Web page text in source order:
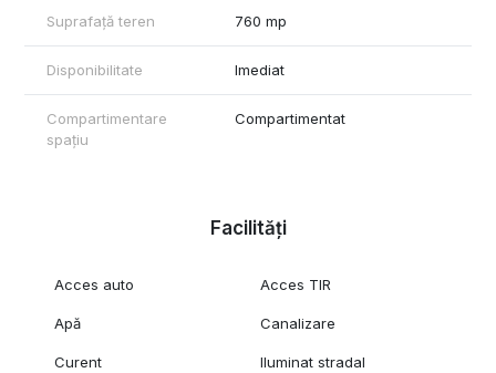
Suprafață teren 760 mp
Disponibilitate Imediat
Compartimentare
spațiu
Compartimentat
Facilități
Acces auto Acces TIR
Apă Canalizare
Curent Iluminat stradal